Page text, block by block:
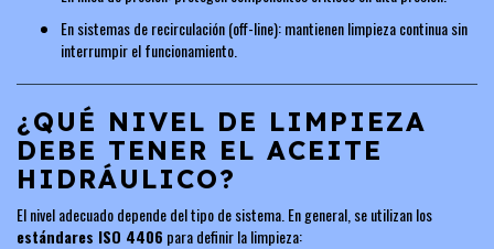
En sistemas de recirculación (off-line): mantienen limpieza continua sin
interrumpir el funcionamiento.
¿QUÉ NIVEL DE LIMPIEZA
DEBE TENER EL ACEITE
HIDRÁULICO?
El nivel adecuado depende del tipo de sistema. En general, se utilizan los
estándares ISO 4406 para definir la limpieza: